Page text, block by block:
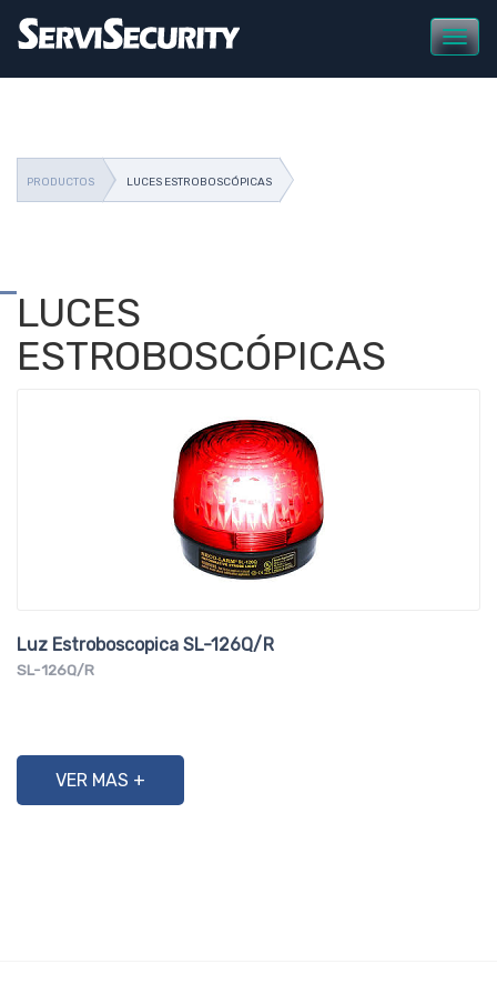
PRODUCTOS LUCES ESTROBOSCÓPICAS
LUCES
ESTROBOSCÓPICAS
Luz Estroboscopica SL-126Q/R
SL-126Q/R
VER MAS +